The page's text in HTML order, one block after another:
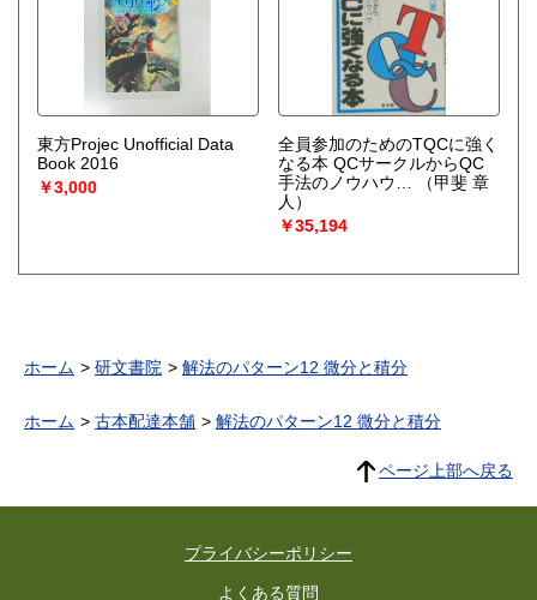
東方Projec Unofficial Data
Book 2016
￥3,000
全員参加のためのTQCに強く
なる本 QCサークルからQC
手法のノウハウ…
（甲斐 章
人）
￥35,194
ホーム 研文書院 解法のパターン12 微分と積分
ホーム 古本配達本舗 解法のパターン12 微分と積分
ページ上部へ戻る
プライバシーポリシー
よくある質問